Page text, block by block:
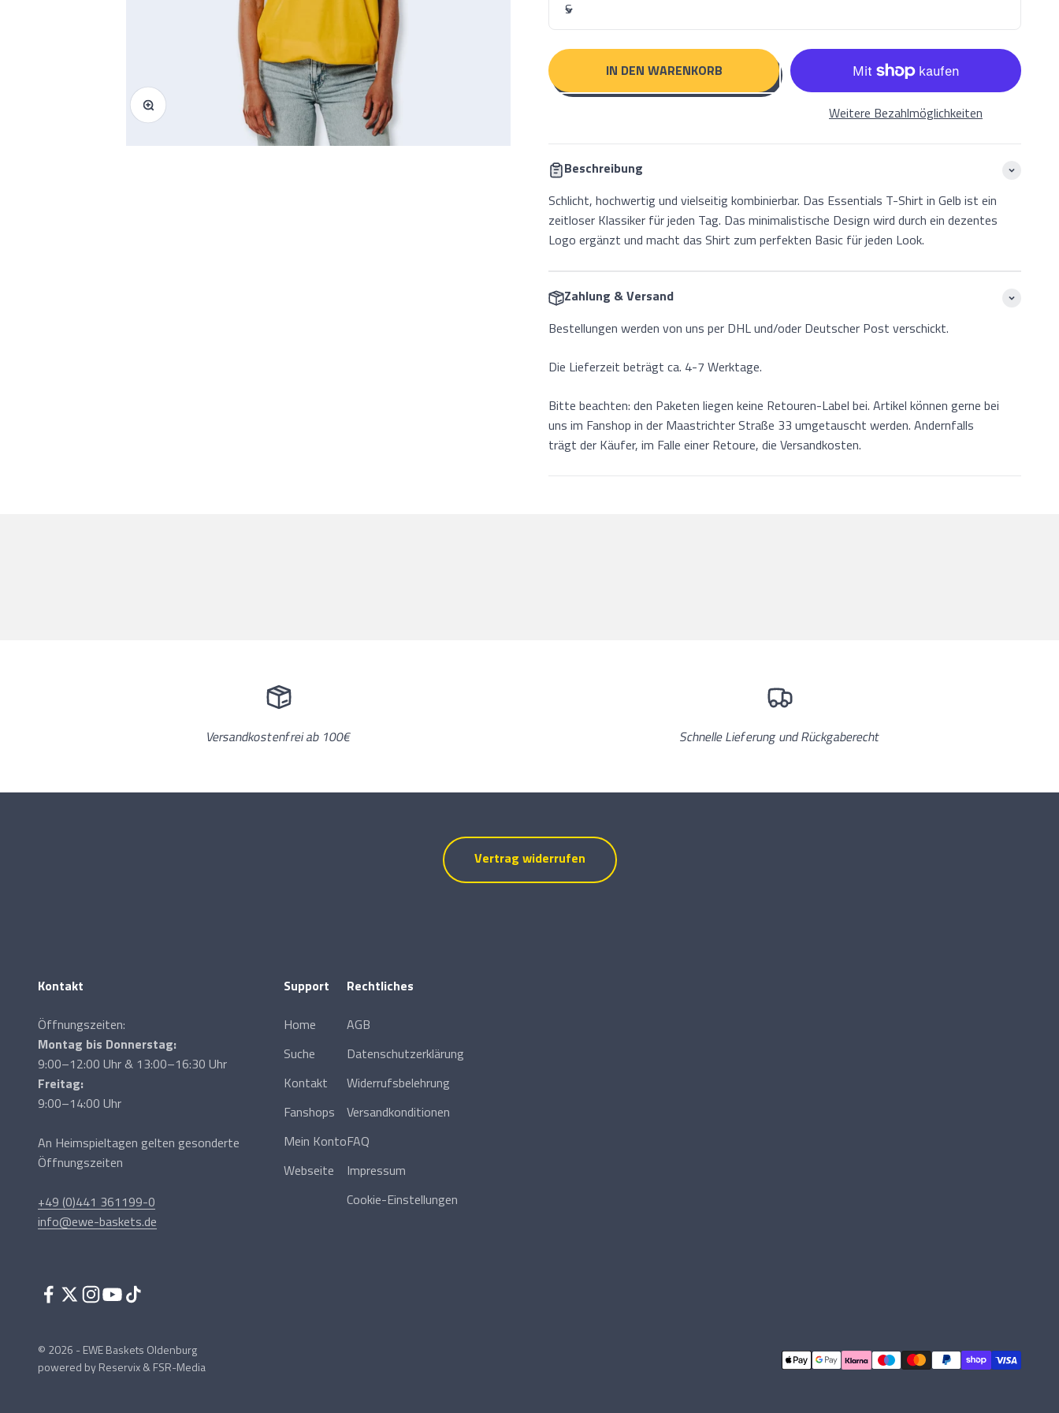
Bild vergrößern
S
IN DEN WARENKORB
Weitere Bezahlmöglichkeiten
Beschreibung
Schlicht, hochwertig und vielseitig kombinierbar. Das Essentials T-Shirt in Gelb ist ein
zeitloser Klassiker für jeden Tag. Das minimalistische Design wird durch ein dezentes
Logo ergänzt und macht das Shirt zum perfekten Basic für jeden Look.
Zahlung & Versand
Bestellungen werden von uns per DHL und/oder Deutscher Post verschickt.
Die Lieferzeit beträgt ca. 4-7 Werktage.
Bitte beachten: den Paketen liegen keine Retouren-Label bei. Artikel können gerne bei
uns im Fanshop in der Maastrichter Straße 33 umgetauscht werden. Andernfalls
trägt der Käufer, im Falle einer Retoure, die Versandkosten.
Versandkostenfrei ab 100€ Schnelle Lieferung und Rückgaberecht
Vertrag widerrufen
Kontakt
Öffnungszeiten:
Montag bis Donnerstag:
9:00–12:00 Uhr & 13:00–16:30 Uhr
Freitag:
9:00–14:00 Uhr
An Heimspieltagen gelten gesonderte
Öffnungszeiten
+49 (0)441 361199-0
info@ewe-baskets.de
Support
Home
Suche
Kontakt
Fanshops
Mein Konto
Webseite
Rechtliches
AGB
Datenschutzerklärung
Widerrufsbelehrung
Versandkonditionen
FAQ
Impressum
Cookie-Einstellungen
© 2026 - EWE Baskets Oldenburg
powered by Reservix & FSR-Media